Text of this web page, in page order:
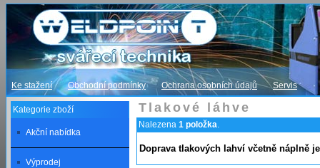
Tlakové láhve
Ke stažení Obchodní podmínky Ochrana osobních údajů Servis
Nalezena 1 položka.
Doprava tlakových lahví včetně náplně
Kategorie zboží
Akční nabídka
Výprodej